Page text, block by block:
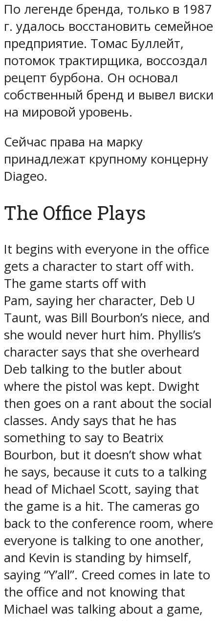
По легенде бренда, только в 1987
г. удалось восстановить семейное
предприятие. Томас Буллейт,
потомок трактирщика, воссоздал
рецепт бурбона. Он основал
собственный бренд и вывел виски
на мировой уровень.
Сейчас права на марку
принадлежат крупному концерну
Diageo.
The Office Plays
It begins with everyone in the office
gets a character to start off with.
The game starts off with
Pam, saying her character, Deb U
Taunt, was Bill Bourbon’s niece, and
she would never hurt him. Phyllis’s
character says that she overheard
Deb talking to the butler about
where the pistol was kept. Dwight
then goes on a rant about the social
classes. Andy says that he has
something to say to Beatrix
Bourbon, but it doesn’t show what
he says, because it cuts to a talking
head of Michael Scott, saying that
the game is a hit. The cameras go
back to the conference room, where
everyone is talking to one another,
and Kevin is standing by himself,
saying “Y’all”. Creed comes in late to
the office and not knowing that
Michael was talking about a game,